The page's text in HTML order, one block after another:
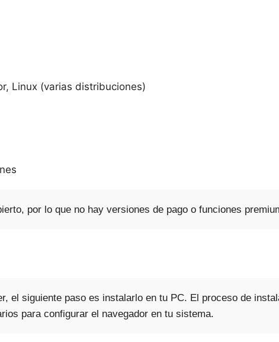
Linux (varias distribuciones)
por lo que no hay versiones de pago o funciones
el siguiente paso es instalarlo en tu PC. El proceso de
para configurar el navegador en tu sistema.